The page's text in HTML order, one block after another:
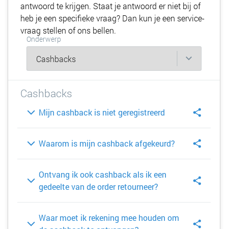
antwoord te krijgen. Staat je antwoord er niet bij of
heb je een specifieke vraag? Dan kun je een service-
vraag stellen of ons bellen.
Onderwerp
Cashbacks
Mijn cashback is niet geregistreerd
Waarom is mijn cashback afgekeurd?
Ontvang ik ook cashback als ik een
gedeelte van de order retourneer?
Waar moet ik rekening mee houden om